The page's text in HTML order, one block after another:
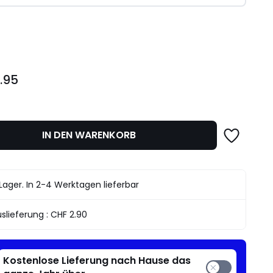
IN DEN WARENKORB
In 2-4 Werktagen lieferbar
:CHF 2.90
Kostenlose Lieferung nach Hause das